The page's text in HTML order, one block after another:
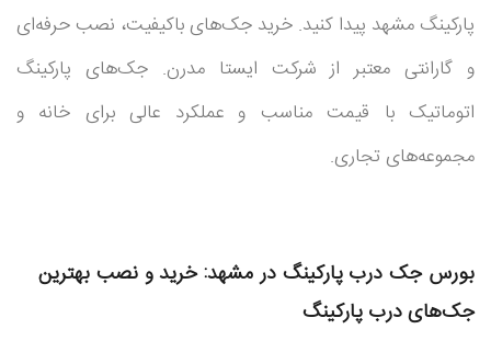
پارکینگ مشهد پیدا کنید. خرید جک‌های باکیفیت، نصب حرفه‌ای
و گارانتی معتبر از شرکت ایستا مدرن. جک‌های پارکینگ
اتوماتیک با قیمت مناسب و عملکرد عالی برای خانه و
مجموعه‌های تجاری.
بورس جک درب پارکینگ در مشهد: خرید و نصب بهترین
جک‌های درب پارکینگ